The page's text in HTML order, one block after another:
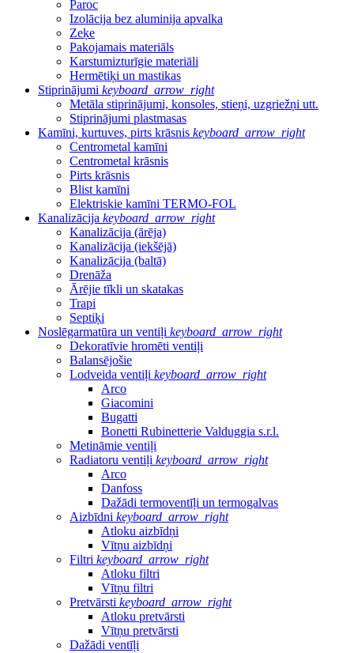
Paroc
Izolācija bez aluminija apvalka
Zeķe
Pakojamais materiāls
Karstumizturīgie materiāli
Hermētiķi un mastikas
Stiprinājumi keyboard_arrow_right
Metāla stiprinājumi, konsoles, stieņi, uzgriežņi utt.
Stiprinājumi plastmasas
Kamīni, kurtuves, pirts krāsnis keyboard_arrow_right
Centrometal kamīni
Centrometal krāsnis
Pirts krāsnis
Blist kamīni
Elektriskie kamīni TERMO-FOL
Kanalizācija keyboard_arrow_right
Kanalizācija (ārēja)
Kanalizācija (iekšējā)
Kanalizācija (baltā)
Drenāža
Ārējie tīkli un skatakas
Trapi
Septiķi
Noslēgarmatūra un ventiļi keyboard_arrow_right
Dekoratīvie hromēti ventiļi
Balansējošie
Lodveida ventiļi keyboard_arrow_right
Arco
Giacomini
Bugatti
Bonetti Rubinetterie Valduggia s.r.l.
Metināmie ventiļi
Radiatoru ventiļi keyboard_arrow_right
Arco
Danfoss
Dažādi termoventīļi un termogalvas
Aizbīdni keyboard_arrow_right
Atloku aizbīdņi
Vītņu aizbīdņi
Filtri keyboard_arrow_right
Atloku filtri
Vītņu filtri
Pretvārsti keyboard_arrow_right
Atloku pretvārsti
Vītņu pretvārsti
Dažādi ventīļi